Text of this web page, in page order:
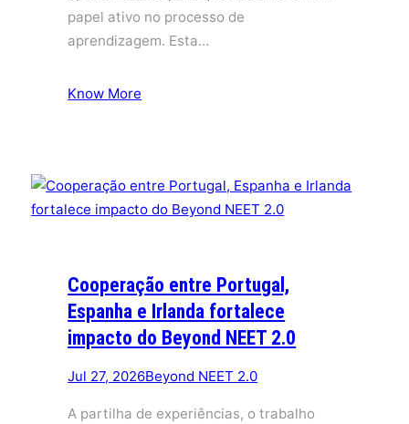
papel ativo no processo de
aprendizagem. Esta…
Know More
Cooperação entre Portugal,
Espanha e Irlanda fortalece
impacto do Beyond NEET 2.0
Jul 27, 2026Beyond NEET 2.0
A partilha de experiências, o trabalho